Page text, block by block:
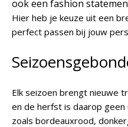
ook een fashion
Hier heb je keuze uit een
perfect passen bij jouw
Elk seizoen brengt nieuwe
en de herfst is daarop geen
zoals bordeauxrood,